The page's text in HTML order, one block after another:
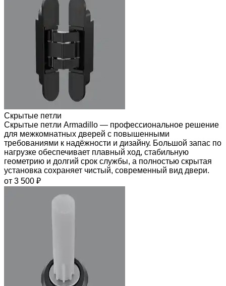
Скрытые петли
Скрытые петли Armadillo — профессиональное решение
для межкомнатных дверей с повышенными
требованиями к надёжности и дизайну. Большой запас по
нагрузке обеспечивает плавный ход, стабильную
геометрию и долгий срок службы, а полностью скрытая
установка сохраняет чистый, современный вид двери.
от 3 500 ₽